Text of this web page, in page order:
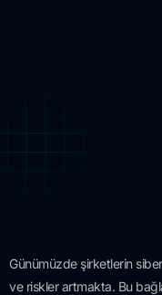
Günümüzde şirketlerin siber
ve riskler artmakta. Bu